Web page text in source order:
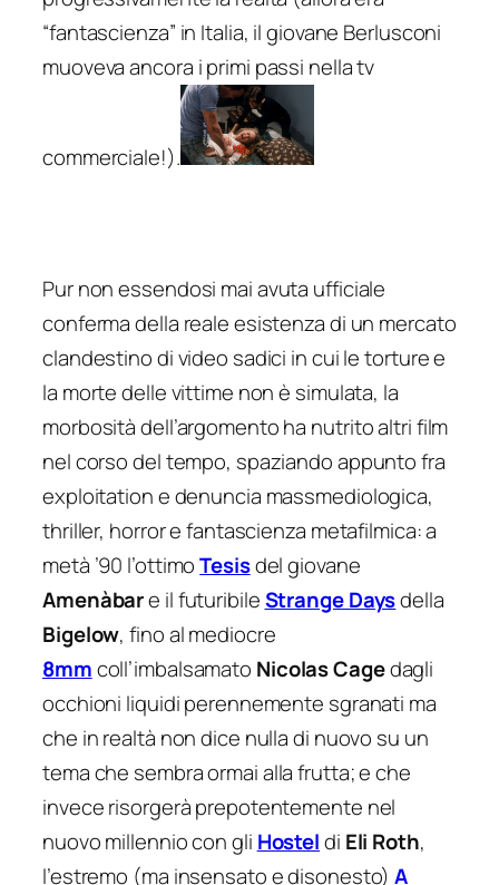
“fantascienza” in Italia, il giovane Berlusconi
muoveva ancora i primi passi nella tv
commerciale!).
Pur non essendosi mai avuta ufficiale
conferma della reale esistenza di un mercato
clandestino di video sadici in cui le torture e
la morte delle vittime non è simulata, la
morbosità dell’argomento ha nutrito altri film
nel corso del tempo, spaziando appunto fra
exploitation e denuncia massmediologica,
thriller, horror e fantascienza metafilmica: a
metà ’90 l’ottimoTesisdel giovane
Amenàbare il futuribileStrange Daysdella
Bigelow, fino al mediocre
8mmcoll’imbalsamato Nicolas Cagedagli
occhioni liquidi perennemente sgranati ma
che in realtà non dice nulla di nuovo su un
tema che sembra ormai alla frutta; e che
invece risorgerà prepotentemente nel
nuovo millennio con gli Hosteldi Eli Roth,
l’estremo (ma insensato e disonesto)A